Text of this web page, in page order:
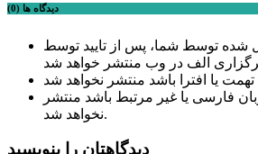
دیدگاه ها (0)
شده توسط شما، پس از تایید توسط
فارسی یا غیر مرتبط باشد منتشر
نخواهد شد.
دیدگاهتان را بنویسید